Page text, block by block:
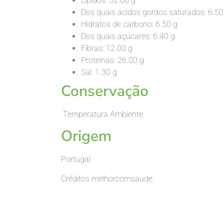
Dos quais ácidos gordos saturados:
Hidratos de carbono: 6.50 g
Dos quais açúcares: 6.40 g
Fibras: 12.00 g
Proteínas: 26.00 g
Sal: 1.30 g
Conservação
Temperatura Ambiente.
Origem
Portugal
Créditos melhorcomsaude